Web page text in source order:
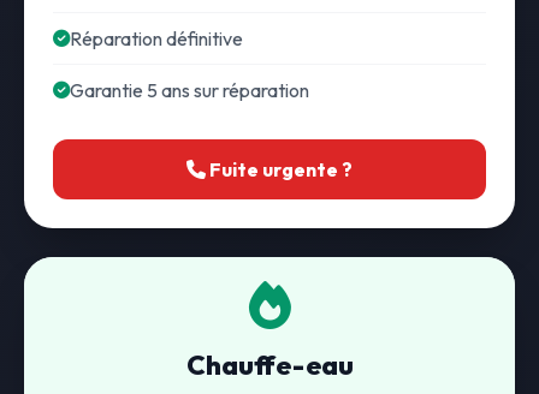
Réparation définitive
Garantie 5 ans sur réparation
Fuite urgente ?
Chauffe-eau